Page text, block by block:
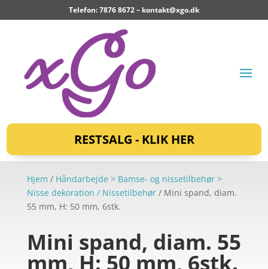
Telefon: 7876 8672 – kontakt@xgo.dk
RESTSALG - KLIK HER
Hjem / Håndarbejde > Bamse- og nissetilbehør >
Nisse dekoration / Nissetilbehør/ Mini spand, diam.
55 mm, H: 50 mm, 6stk.
Mini spand, diam. 55
mm, H: 50 mm, 6stk.